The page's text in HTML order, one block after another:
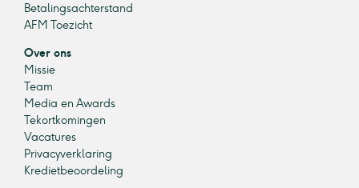
Betalingsachterstand
AFM Toezicht
Over ons
Missie
Team
Media en Awards
Tekortkomingen
Vacatures
Privacyverklaring
Kredietbeoordeling